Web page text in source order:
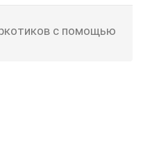
с помощью